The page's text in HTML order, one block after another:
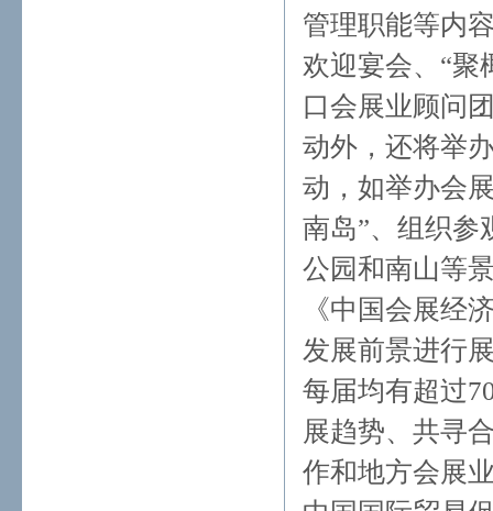
管理职能等内
欢迎宴会、“聚
口会展业顾问
动外，还将举
动，如举办会
南岛”、组织参
公园和南山等
《中国会展经
发展前景进行
每届均有超过
展趋势、共寻
作和地方会展